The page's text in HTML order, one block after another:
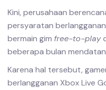
Kini, perusahaan
persyaratan
bermain gim free-to-play
beberapa bulan
Karena hal tersebut,
berlangganan Xbox Live